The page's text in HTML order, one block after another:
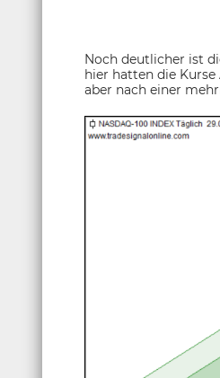
Noch deutlicher ist
hier hatten die Kurse
aber nach einer